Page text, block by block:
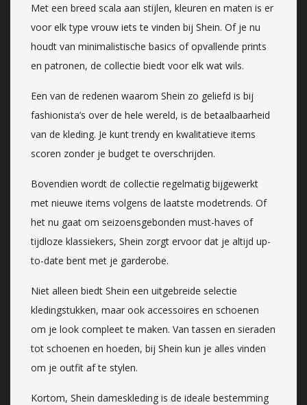
Met een breed scala aan stijlen, kleuren en maten is er
voor elk type vrouw iets te vinden bij Shein. Of je nu
houdt van minimalistische basics of opvallende prints
en patronen, de collectie biedt voor elk wat wils.
Een van de redenen waarom Shein zo geliefd is bij
fashionista’s over de hele wereld, is de betaalbaarheid
van de kleding. Je kunt trendy en kwalitatieve items
scoren zonder je budget te overschrijden.
Bovendien wordt de collectie regelmatig bijgewerkt
met nieuwe items volgens de laatste modetrends. Of
het nu gaat om seizoensgebonden must-haves of
tijdloze klassiekers, Shein zorgt ervoor dat je altijd up-
to-date bent met je garderobe.
Niet alleen biedt Shein een uitgebreide selectie
kledingstukken, maar ook accessoires en schoenen
om je look compleet te maken. Van tassen en sieraden
tot schoenen en hoeden, bij Shein kun je alles vinden
om je outfit af te stylen.
Kortom, Shein dameskleding is de ideale bestemming